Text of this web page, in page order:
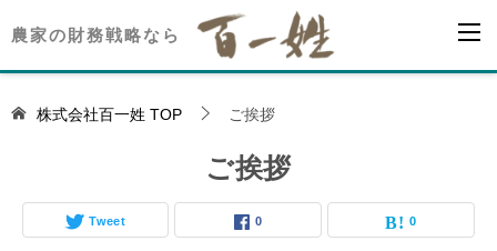
農家の財務戦略なら
株式会社百一姓 TOP ご挨拶
ご挨拶
Tweet 0 0